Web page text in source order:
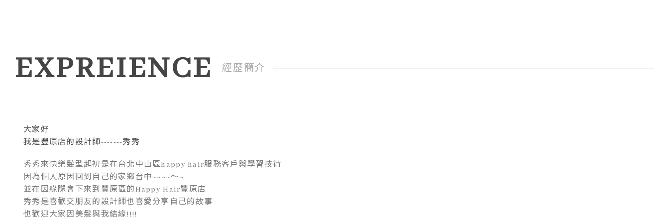
EXPREIENCE 經歷簡介
大家好
我是豐原店的設計師-------秀秀
秀秀來快樂髮型起初是在台北中山區happy hair服務客戶與學習技術
因為個人原因回到自己的家鄉台中~~~~～~
並在因緣際會下來到豐原區的Happy Hair豐原店
秀秀是喜歡交朋友的設計師也喜愛分享自己的故事
也歡迎大家因美髮與我結緣!!!!